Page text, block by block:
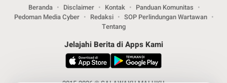
Beranda Disclaimer Kontak
Panduan Komunitas
Pedoman Media Cyber
Redaksi
SOP Perlindungan Wartawan
Tentang
Jelajahi Berita di Apps Kami